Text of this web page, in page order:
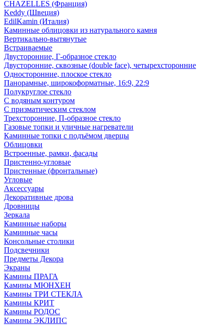
CHAZELLES (Франция)
Keddy (Швеция)
EdilKamin (Италия)
Каминные облицовки из натурального камня
Вертикально-вытянутые
Встраиваемые
Двусторонние, Г-образное стекло
Двусторонние, сквозные (double face), четырехсторонние
Односторонние, плоское стекло
Панорамные, широкоформатные, 16:9, 22:9
Полукруглое стекло
С водяным контуром
С призматическим стеклом
Трехсторонние, П-образное стекло
Газовые топки и уличные нагреватели
Каминные топки с подъёмом дверцы
Облицовки
Встроенные, рамки, фасады
Пристенно-угловые
Пристенные (фронтальные)
Угловые
Аксессуары
Декоративные дрова
Дровницы
Зеркала
Каминные наборы
Каминные часы
Консольные столики
Подсвечники
Предметы Декора
Экраны
Камины ПРАГА
Камины МЮНХЕН
Камины ТРИ СТЕКЛА
Камины КРИТ
Камины РОДОС
Камины ЭКЛИПС